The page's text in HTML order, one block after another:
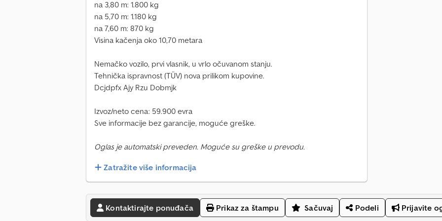
na 3,80 m: 1.800 kg
na 5,70 m: 1.180 kg
na 7,60 m: 870 kg
Visina kačenja oko 10,70 metara
Nemačko vozilo, prvi vlasnik, u vrlo očuvanom stanju.
Tehnička ispravnost (TÜV) nova prilikom kupovine.
Dcjdpfx Ajy Rzu Dobmjk
Izvoz/neto cena: 59.900 evra
Sve informacije bez garancije, moguće greške.
Oglas je automatski preveden. Moguće su greške u prevodu.
Zatražite više informacija
Kontaktirajte ponuđača Prikaz za štampu Sačuvaj Podeli Prijavite